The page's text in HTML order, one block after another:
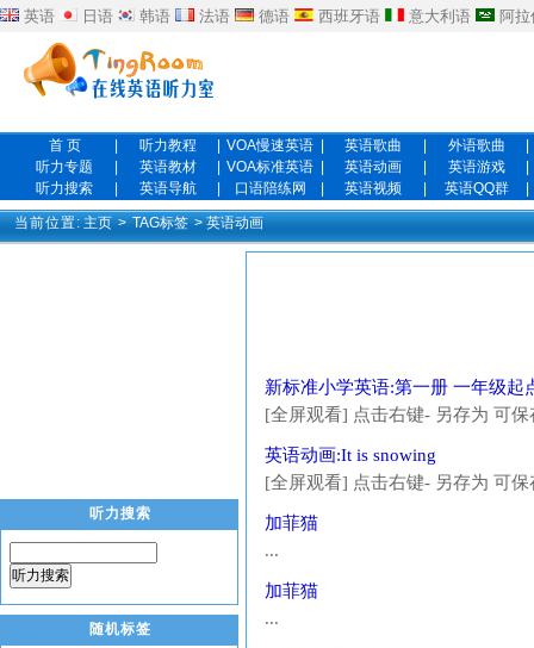
英语 日语 韩语 法语 德语 西班牙语 意大利语 阿
首 页 听力教程 VOA慢速英语 英语歌曲 外语歌曲
听力专题
英语教材 VOA标准英语 英语动画 英语游戏
听力搜索
英语导航 口语陪练网 英语视频 英语QQ群
当前位置: 主页 > TAG标签 > 英语动画
新标准小学英语:第一册 一年级起
[全屏观看] 点击右键- 另存为 可保
英语动画:It is snowing
[全屏观看] 点击右键- 另存为 可保
加菲猫
...
加菲猫
...
听力搜索
听力搜索
随机标签